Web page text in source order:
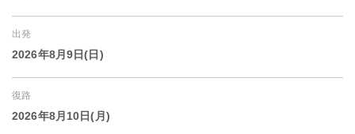
出発
2026年8月9日(日)
復路
2026年8月10日(月)